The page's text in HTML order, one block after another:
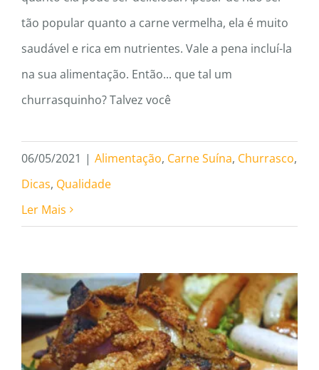
tão popular quanto a carne vermelha, ela é muito
saudável e rica em nutrientes. Vale a pena incluí-la
na sua alimentação. Então... que tal um
churrasquinho? Talvez você
06/05/2021 | Alimentação, Carne Suína, Churrasco,
Dicas, Qualidade
Ler Mais
Eisbein: o tradicional prato